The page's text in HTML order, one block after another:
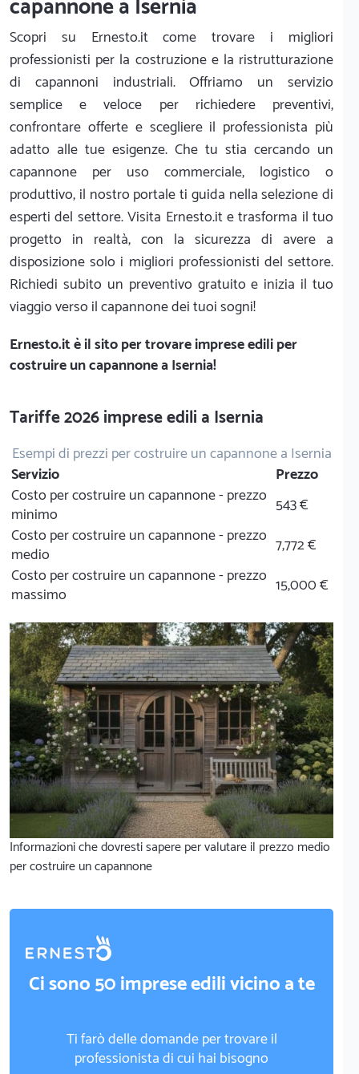
capannone a Isernia
Scopri su Ernesto.it come trovare i migliori
professionisti per la costruzione e la ristrutturazione
di capannoni industriali. Offriamo un servizio
semplice e veloce per richiedere preventivi,
confrontare offerte e scegliere il professionista più
adatto alle tue esigenze. Che tu stia cercando un
capannone per uso commerciale, logistico o
produttivo, il nostro portale ti guida nella selezione di
esperti del settore. Visita Ernesto.it e trasforma il tuo
progetto in realtà, con la sicurezza di avere a
disposizione solo i migliori professionisti del settore.
Richiedi subito un preventivo gratuito e inizia il tuo
viaggio verso il capannone dei tuoi sogni!
Ernesto.itè il sito per trovare imprese edili per
costruire un capannone a Isernia!
Tariffe 2026 imprese edili a Isernia
Esempi di prezzi per costruire un capannone a Isernia
Servizio
Prezzo
Costo per costruire un capannone - prezzo
minimo
543 €
Costo per costruire un capannone - prezzo
medio
7,772 €
Costo per costruire un capannone - prezzo
massimo
15,000 €
Informazioni che dovresti sapere per valutare il prezzo medio
per costruire un capannone
Ci sono 50 imprese edili vicino a te
Ti farò delle domande per trovare il
professionista di cui hai bisogno